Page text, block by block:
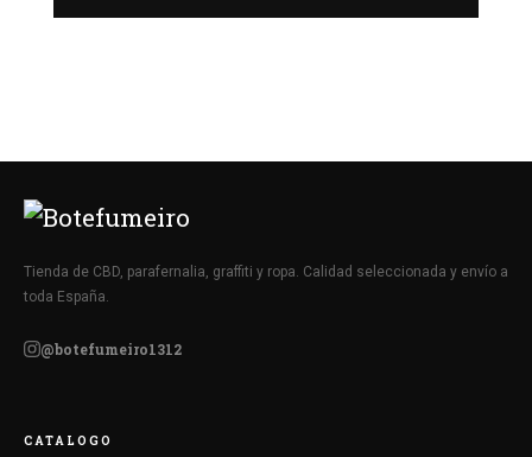
Tienda de CBD, parafernalia, graffiti y ropa. Calidad seleccionada y envío a
toda España.
@botefumeiro1312
CATALOGO